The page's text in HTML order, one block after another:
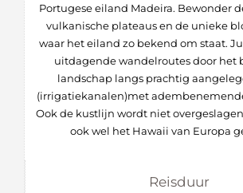
Portugese eiland Madeira. Bewonder
vulkanische plateaus en de unieke
waar het eiland zo bekend om staat.
uitdagende wandelroutes door het
landschap langs prachtig
(irrigatiekanalen)met
Ook de kustlijn wordt niet
ook wel het Hawaii van Europa
Reisduur